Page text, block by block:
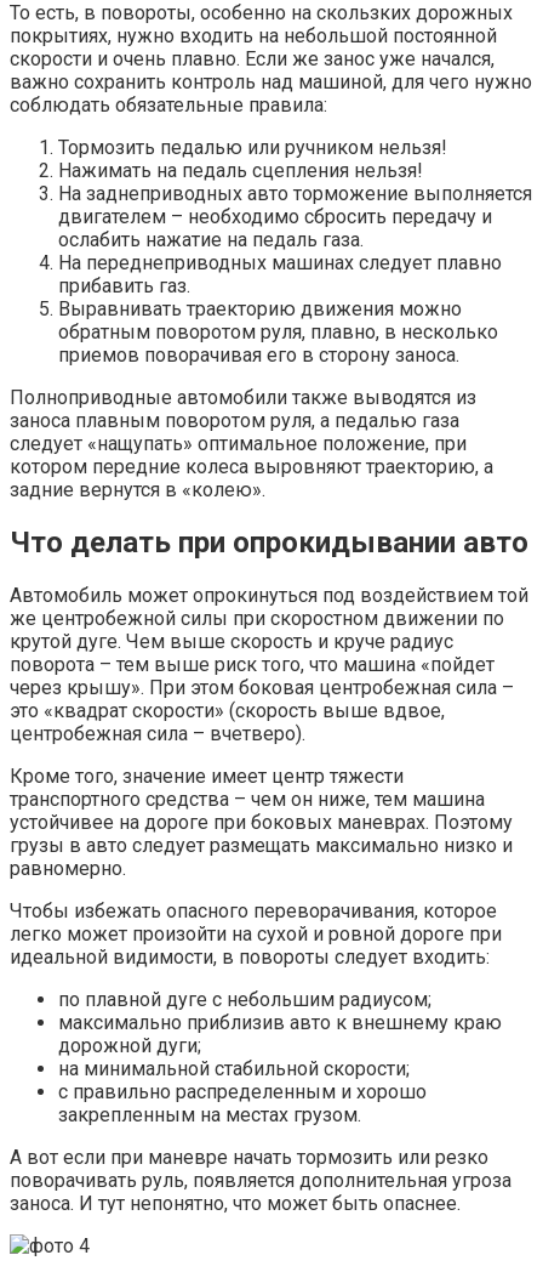
То есть, в повороты, особенно на скользких дорожных
покрытиях, нужно входить на небольшой постоянной
скорости и очень плавно. Если же занос уже начался,
важно сохранить контроль над машиной, для чего нужно
соблюдать обязательные правила:
Тормозить педалью или ручником нельзя!
Нажимать на педаль сцепления нельзя!
На заднеприводных авто торможение выполняется
двигателем – необходимо сбросить передачу и
ослабить нажатие на педаль газа.
На переднеприводных машинах следует плавно
прибавить газ.
Выравнивать траекторию движения можно
обратным поворотом руля, плавно, в несколько
приемов поворачивая его в сторону заноса.
Полноприводные автомобили также выводятся из
заноса плавным поворотом руля, а педалью газа
следует «нащупать» оптимальное положение, при
котором передние колеса выровняют траекторию, а
задние вернутся в «колею».
Что делать при опрокидывании авто
Автомобиль может опрокинуться под воздействием той
же центробежной силы при скоростном движении по
крутой дуге. Чем выше скорость и круче радиус
поворота – тем выше риск того, что машина «пойдет
через крышу». При этом боковая центробежная сила –
это «квадрат скорости» (скорость выше вдвое,
центробежная сила – вчетверо).
Кроме того, значение имеет центр тяжести
транспортного средства – чем он ниже, тем машина
устойчивее на дороге при боковых маневрах. Поэтому
грузы в авто следует размещать максимально низко и
равномерно.
Чтобы избежать опасного переворачивания, которое
легко может произойти на сухой и ровной дороге при
идеальной видимости, в повороты следует входить:
по плавной дуге с небольшим радиусом;
максимально приблизив авто к внешнему краю
дорожной дуги;
на минимальной стабильной скорости;
с правильно распределенным и хорошо
закрепленным на местах грузом.
А вот если при маневре начать тормозить или резко
поворачивать руль, появляется дополнительная угроза
заноса. И тут непонятно, что может быть опаснее.